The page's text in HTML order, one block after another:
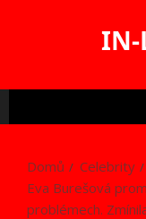
IN-
Domů
Celebrity
Eva Burešová
problémech.